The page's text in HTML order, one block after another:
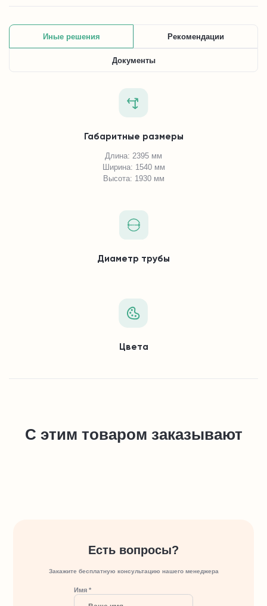
Иные решения Рекомендации
Документы
Габаритные размеры
Длина: 2395 мм
Ширина: 1540 мм
Высота: 1930 мм
Диаметр трубы
Цвета
С этим товаром заказывают
Есть вопросы?
Закажите бесплатную консультацию нашего менеджера
Имя *